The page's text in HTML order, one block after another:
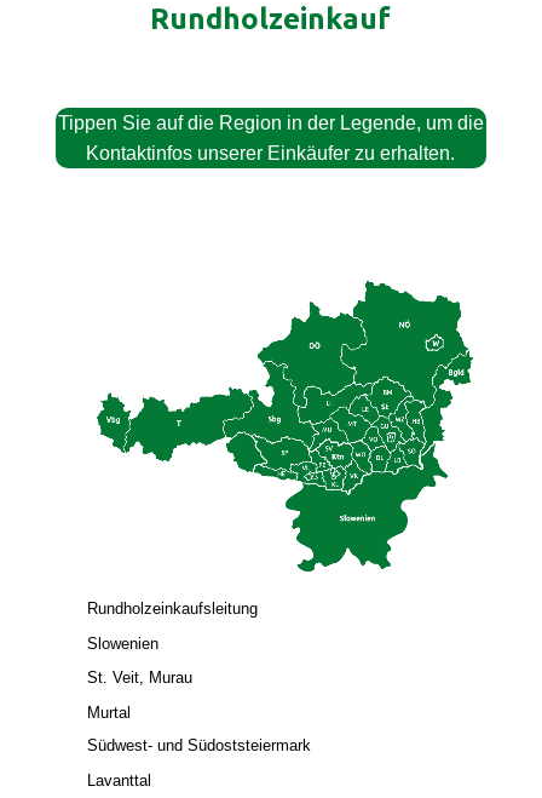
Rundholzeinkauf
Tippen Sie auf die Region in der Legende, um die
Kontaktinfos unserer Einkäufer zu erhalten.
Slowenien
St. Veit, Murau
Murtal
Südwest- und Südoststeiermark
Lavanttal
Rundholzeinkaufsleitung